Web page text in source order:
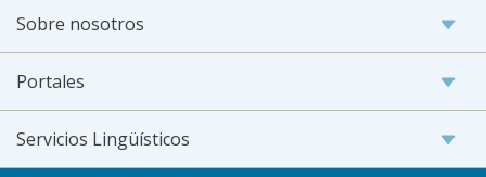
Sobre nosotros
Portales
Servicios Lingüísticos